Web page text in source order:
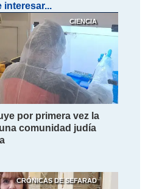
interesar...
CIENCIA
por primera vez la
comunidad judía
CRÓNICAS DE SEFARAD